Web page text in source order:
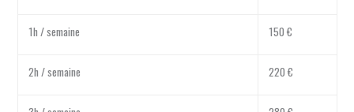
1h / semaine 150 €
2h / semaine 220 €